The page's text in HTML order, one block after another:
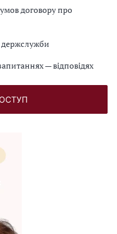
договору про
держслужби
— відповідях